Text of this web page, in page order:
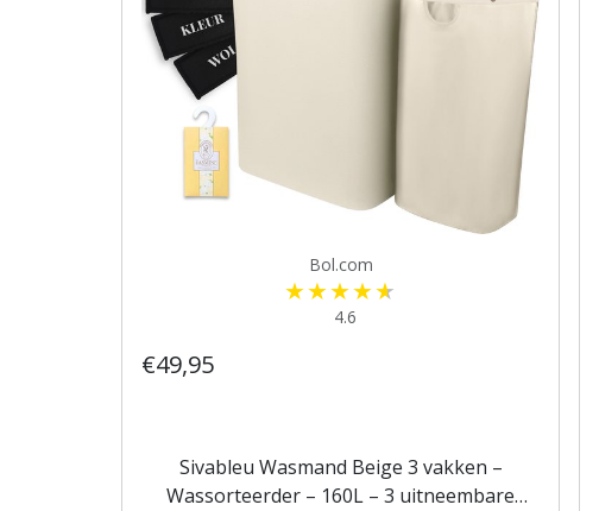
Bol.com
4.6
€49,95
Sivableu Wasmand Beige 3 vakken –
Wassorteerder – 160L – 3 uitneembare